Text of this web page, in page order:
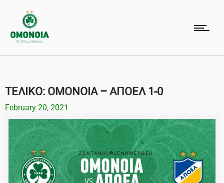
ΤΕΛΙΚΟ: ΟΜΟΝΟΙΑ – ΑΠΟΕΛ 1-0
February 20, 2021